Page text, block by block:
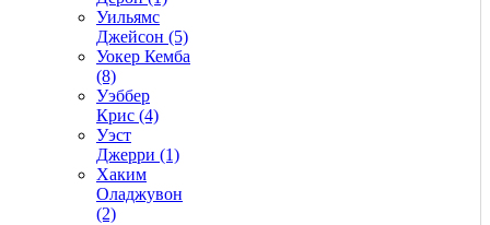
Уильямс
Джейсон (5)
Уокер Кемба
(8)
Уэббер
Крис (4)
Уэст
Джерри (1)
Хаким
Оладжувон
(2)